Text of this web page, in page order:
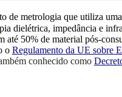
de metrologia que utiliza
dielétrica, impedância e
até 50% de material pós-
o Regulamento da UE sobre
conhecido como